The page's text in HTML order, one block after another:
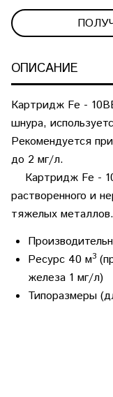
ОПИСАНИЕ
Картридж Fe -
шнура,
Рекомендуется
до 2 мг/л.
Картридж Fe -
растворенного и
тяжелых металлов.
Ресурс 40 м3
железа 1 мг/л)
Типоразмеры